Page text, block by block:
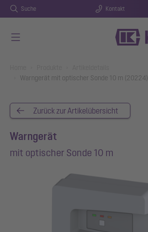
Suche Kontakt
Warngerät mit optischer Sonde 10 m (20224)
Zurück zur Artikelübersicht
Warngerät
mit optischer Sonde 10 m